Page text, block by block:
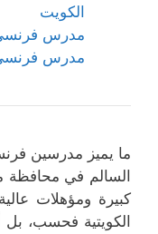
الكويت
مدرس فرنسي
مدرس فرنسي
ما يميز مدرسين
السالم في محافظة
كبيرة ومؤهلات
الكويتية فحسب، بل